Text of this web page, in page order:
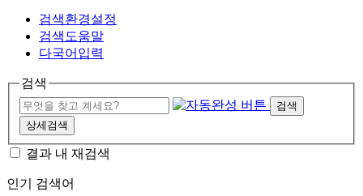
검색환경설정
검색도움말
다국어입력
검색
검색
상세검색
결과 내 재검색
인기 검색어